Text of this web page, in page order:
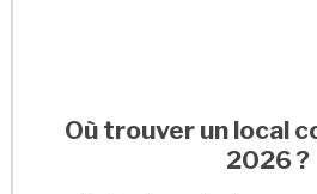
Où trouver un local
2026 ?